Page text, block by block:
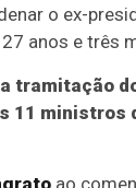
o ex-
anos e três
tramitação
ministros